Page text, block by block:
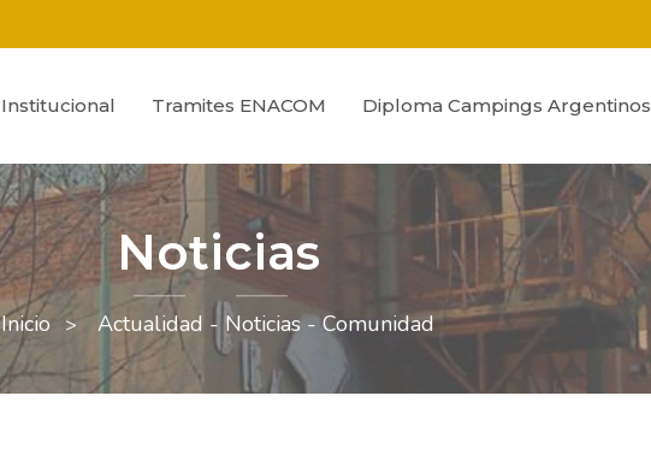
Institucional Tramites ENACOM Diploma Campings Argentinos
Noticias
Inicio Actualidad - Noticias - Comunidad